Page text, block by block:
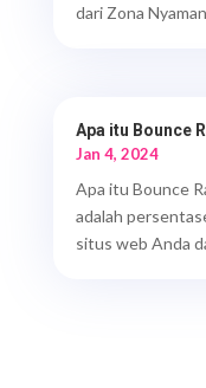
dari Zona
Apa itu Bounce
Jan 4, 2024
Apa itu Bounce
adalah
situs web Anda